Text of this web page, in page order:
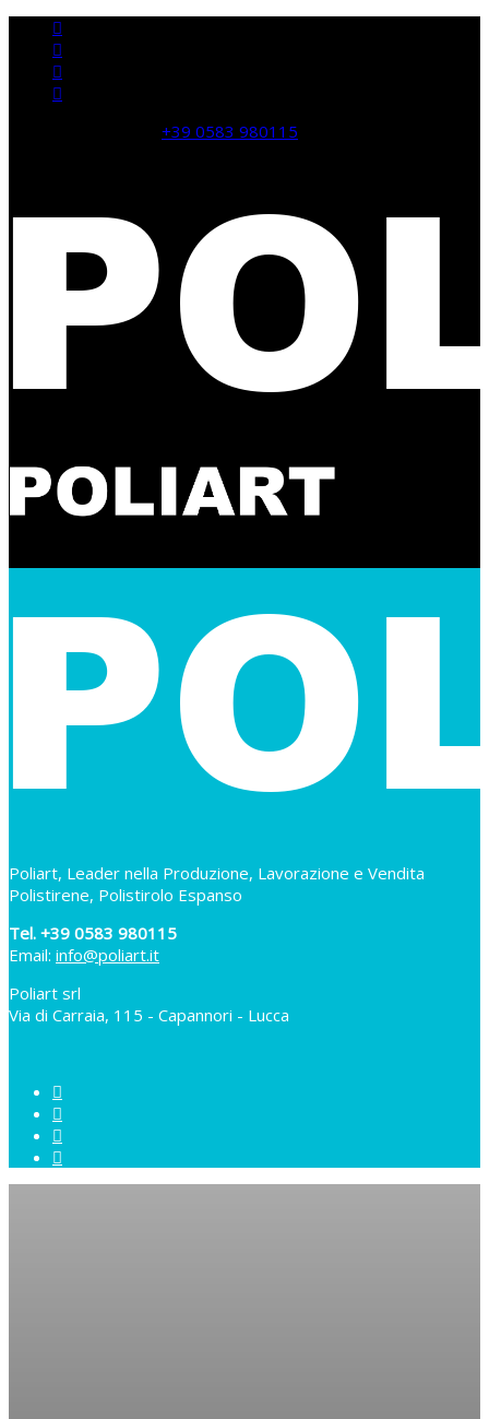
+39 0583 980115
Poliart, Leader nella Produzione, Lavorazione e Vendita
Polistirene, Polistirolo Espanso
Tel. +39 0583 980115
Email: info@poliart.it
Poliart srl
Via di Carraia, 115 - Capannori - Lucca